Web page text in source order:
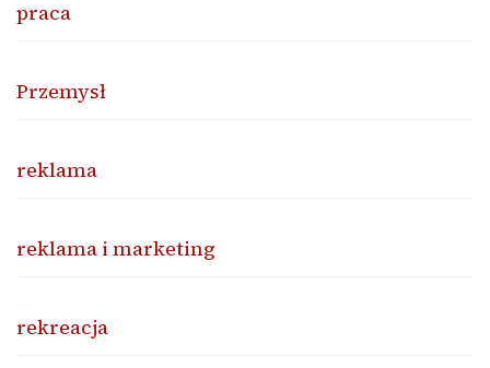
praca
Przemysł
reklama
reklama i marketing
rekreacja